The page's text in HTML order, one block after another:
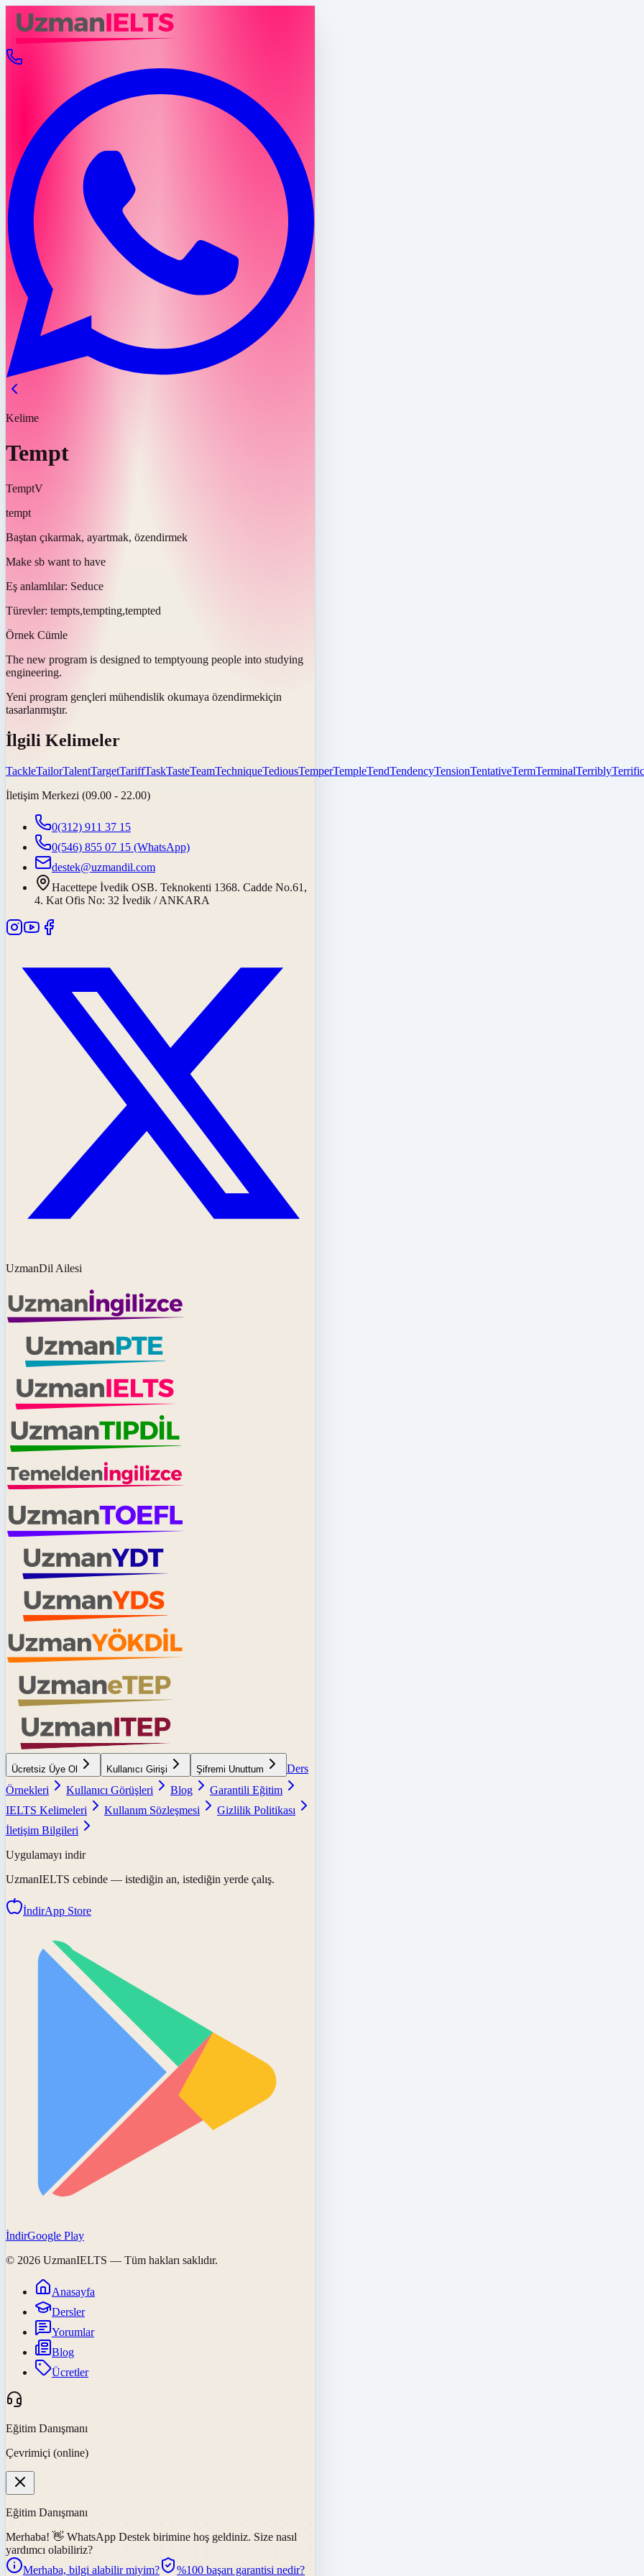
Kelime
Tempt
TemptV
tempt
Baştan çıkarmak, ayartmak, özendirmek
Make sb want to have
Eş anlamlılar: Seduce
Türevler: tempts,tempting,tempted
Örnek Cümle
The new program is designed to temptyoung people into studying
engineering.
Yeni program gençleri mühendislik okumaya özendirmekiçin
tasarlanmıştır.
İlgili Kelimeler
TackleTailorTalentTargetTariffTaskTasteTeamTechniqueTediousTemperTempleTendTendencyTensionTentativeTermTerminalTerriblyTerrific
İletişim Merkezi (09.00 - 22.00)
0(312) 911 37 15
0(546) 855 07 15 (WhatsApp)
destek@uzmandil.com
Hacettepe İvedik OSB. Teknokenti 1368. Cadde No.61,
4. Kat Ofis No: 32 İvedik / ANKARA
UzmanDil Ailesi
Ücretsiz Üye Ol Kullanıcı Girişi Şifremi Unuttum
Ders
Örnekleri
Kullanıcı Görüşleri Blog
Garantili Eğitim
IELTS Kelimeleri
Kullanım Sözleşmesi
Gizlilik Politikası
İletişim Bilgileri
Uygulamayı indir
UzmanIELTS cebinde — istediğin an, istediğin yerde çalış.
İndirApp Store
İndirGoogle Play
© 2026 UzmanIELTS — Tüm hakları saklıdır.
Anasayfa
Dersler
Yorumlar
Blog
Ücretler
Eğitim Danışmanı
Çevrimiçi (online)
Eğitim Danışmanı
Merhaba! 👋 WhatsApp Destek birimine hoş geldiniz. Size nasıl
yardımcı olabiliriz?
Merhaba, bilgi alabilir miyim?
%100 başarı garantisi nedir?